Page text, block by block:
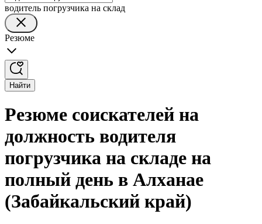
водитель погрузчика на склад
Резюме
Найти
Резюме соискателей на
должность водителя
погрузчика на складе на
полный день в Алханае
(Забайкальский край)